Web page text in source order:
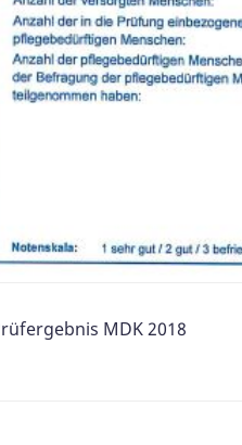
MDK 2018